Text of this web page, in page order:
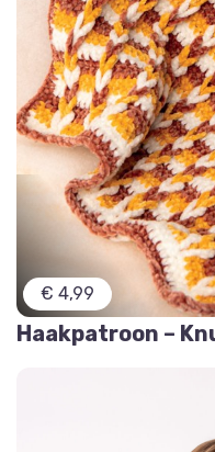
€ 4,99
Haakpatroon –